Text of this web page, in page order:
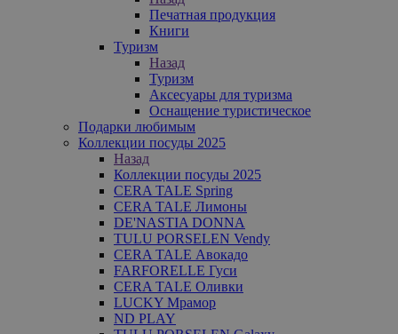
Печатная продукция
Книги
Туризм
Назад
Туризм
Аксесуары для туризма
Оснащение туристическое
Подарки любимым
Коллекции посуды 2025
Назад
Коллекции посуды 2025
CERA TALE Spring
CERA TALE Лимоны
DE'NASTIA DONNA
TULU PORSELEN Vendy
CERA TALE Авокадо
FARFORELLE Гуси
CERA TALE Оливки
LUCKY Мрамор
ND PLAY